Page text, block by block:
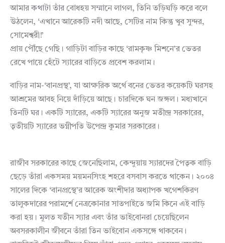
আমার কথাটা তাঁর বোধহয় সম্মানে লাগল, তিনি তড়িঘড়ি করে বলে
উঠলেন, ‘এখানে আরেকটি নদী আছে, সেটির নাম কিন্তু খুব সুন্দর,
সোমেশ্বরী!’
প্রায় পৌঁছে গেছি। গাড়িটা বাড়ির কাছে ‘রামকৃষ্ণ মিশনে’র ভেতর
রেখে পায়ে হেঁটে স্যারের বাড়িতে প্রবেশ করলাম।
বাড়ির নাম-‘বানপ্রস্থ’, যা আক্ষরিক অর্থে বনের ভেতর কয়েকটি ঘরসহ
আশ্রমের আবহ নিয়ে দাঁড়িয়ে আছে। চারদিকে ঘন জঙ্গল। মধ্যখানে
তিনটি ঘর। একটি স্যারের, একটি স্যারের অনুজ মতীন্দ্র সরকারের,
তৃতীয়টি স্যারের ভগ্নীপতি উপেন্দ্র কুমার সরকারের।
রাজীব সরকারের কাছে জেনেছিলাম, কেন্দুয়ায় স্যারদের পৈতৃক বাড়ি
ছেড়ে তাঁরা একসময় ময়মনসিংহ শহরে বসবাস করতে থাকেন। ২০০৪
সালের দিকে ‘বানপ্রস্থে’র আরেক অংশীদার অধ্যাপক খগেশকিরণ
তালুকদারের পরামর্শে নেত্রকোনার সাতপাইতে জমি কিনে এই বাড়ি
করা হয়। মূলত যতীন স্যার এবং তাঁর ভাইবোনরা চেয়েছিলেন
অবসরকালীন জীবনে তাঁরা তিন ভাইবোন একসঙ্গে থাকবেন।